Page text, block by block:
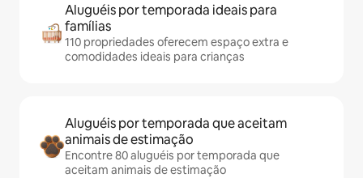
Aluguéis por temporada ideais para
famílias
110 propriedades oferecem espaço extra e
comodidades ideais para crianças
Aluguéis por temporada que aceitam
animais de estimação
Encontre 80 aluguéis por temporada que
aceitam animais de estimação